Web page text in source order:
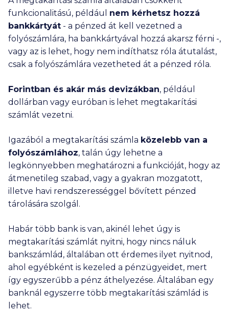
ismételt kérdéseketis!
funkcionalitású, például nem kérhetsz hozzá
bankkártyát - a pénzed át kell vezetned a
folyószámlára, ha bankkártyával hozzá akarsz férni -,
vagy az is lehet, hogy nem indíthatsz róla átutalást,
csak a folyószámlára vezetheted át a pénzed róla.
Forintban és akár más devizákban, például
dollárban vagy euróban is lehet megtakarítási
számlát vezetni.
Igazából a megtakarítási számla közelebb van a
folyószámlához, talán úgy lehetne a
legkönnyebben meghatározni a funkcióját, hogy az
átmenetileg szabad, vagy a gyakran mozgatott,
illetve havi rendszerességgel bővített pénzed
tárolására szolgál.
Habár több bank is van, akinél lehet úgy is
megtakarítási számlát nyitni, hogy nincs náluk
bankszámlád, általában ott érdemes ilyet nyitnod,
ahol egyébként is kezeled a pénzügyeidet, mert
így egyszerűbb a pénz áthelyezése. Általában egy
banknál egyszerre több megtakarítási számlád is
lehet.